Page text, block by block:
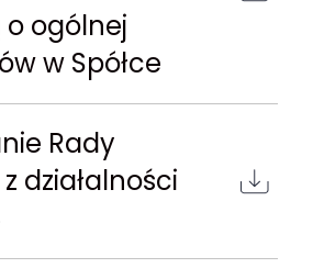
ogólnej
w Spółce
Rady
działalności